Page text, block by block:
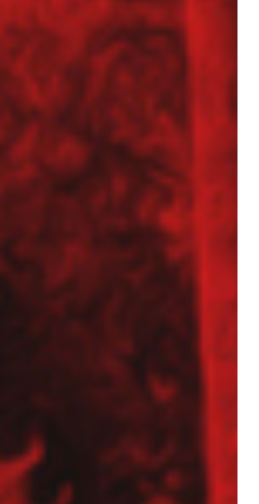
(K/M)
ds. bazy sprzętowej (K/M)
M) w Tergon!
serwisant (K/M)
Budowy (K/M)
serwisant maszyn budowlanych
Budowy (K/M)
(K/M)
ds. kosztorysowania i wycen (K/M)
geotechniczny (K/M)
w dziedzinie geotechniki